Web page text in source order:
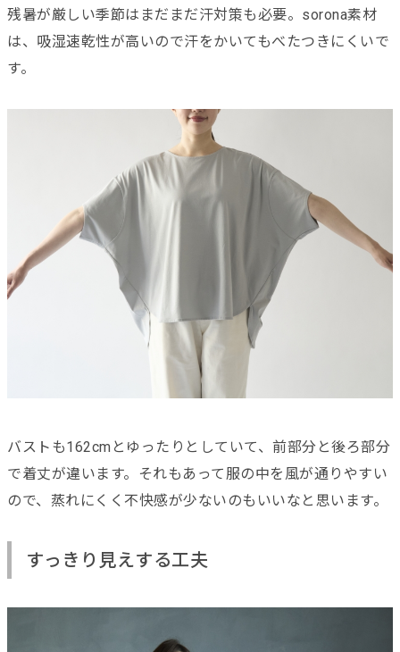
残暑が厳しい季節はまだまだ汗対策も必要。sorona素材
は、吸湿速乾性が高いので汗をかいてもべたつきにくいで
す。
バストも162cmとゆったりとしていて、前部分と後ろ部分
で着丈が違います。それもあって服の中を風が通りやすい
ので、蒸れにくく不快感が少ないのもいいなと思います。
すっきり見えする工夫